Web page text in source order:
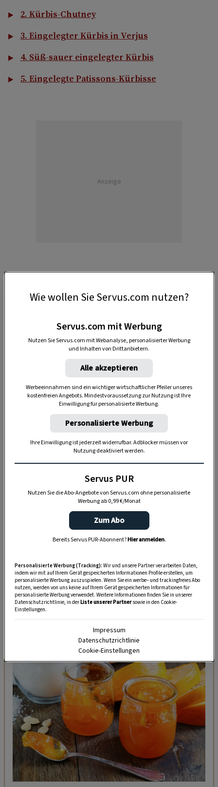
2. Kürbis-Chutney
3. Eingelegter Kürbis in Verjus
4. Süß-sauer eingelegter Kürbis
5. Eingelegte Patissons-Kürbisse
Anzeige
1. Kürbis-Orangen-Marmelade
Marmelade kann man nicht nur aus Obst,
sondern auch ganz wunderbar mit Gemüse
zaubern. Für eine süß-herbe Note kommt bei
KürbismarmeladeOrange mit ins Glas.
„Servus Garten“ auf WhatsApp
Nutzen Sie WhatsApp auf Ihrem Handy und lieben es, auf
Tipps und Tricks für Garten, Terrasse, Balkon- und
Zimmerpflanzen.
ZUM REZEPT
Wie wollen Sie Servus.com nutzen?
Servus.com mit Werbung
Nutzen Sie Servus.com mit Webanalyse, personalisierter Werbung
und Inhalten von Drittanbietern.
Alle akzeptieren
Werbeeinnahmen sind ein wichtiger wirtschaftlicher Pfeiler unseres
kostenfreien Angebots. Mindestvoraussetzung zur Nutzung ist Ihre
Einwilligung für personalisierte Werbung.
Personalisierte Werbung
Ihre Einwilligung ist jederzeit widerrufbar. Adblocker müssen vor
Nutzung deaktiviert werden.
Servus PUR
Nutzen Sie die Abo-Angebote von Servus.com ohne personalisierte
Werbung ab 0,99 €/Monat
Zum Abo
Bereits Servus PUR-Abonnent?Hier anmelden.
Personalisierte Werbung (Tracking): Wir und unsere Partner verarbeiten Daten,
indem wir mit auf Ihrem Gerät gespeicherten Informationen Profile erstellen, um
personalisierte Werbung auszuspielen. Wenn Sie ein werbe– und trackingfreies Abo
nutzen, werden von uns keine auf Ihrem Gerät gespeicherten Informationen für
personalisierte Werbung verwendet. Weitere Informationen finden Sie in unserer
Datenschutzrichtlinie, in derListe unserer Partnersowie in den Cookie-
Einstellungen.
Impressum
Datenschutzrichtlinie
Cookie-Einstellungen